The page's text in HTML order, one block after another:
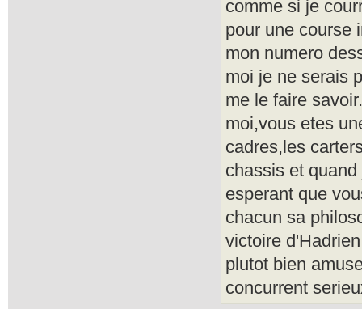
comme si je
pour une course
mon numero
moi je ne serais
me le faire
moi,vous etes
cadres,les
chassis et
esperant que
chacun sa
victoire
plutot bien
concurrent